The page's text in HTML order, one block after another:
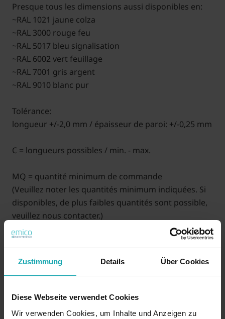
Zustimmung Details Über Cookies
Diese Webseite verwendet Cookies
Wir verwenden Cookies, um Inhalte und Anzeigen zu
Presque tous les dimensions aussi disponibles en:
~RAL 1021 jaune colza
~RAL 3000 rouge feu
~RAL 5017 bleu signalisation
~RAL 6002 vert feuillage
~RAL 7001 gris argent
~RAL 9010 blanc pur
Tolérance:
longueur +/-2,0 mm / épaisseur de paroi: +/-0,25 mm
C = longueurs possibles / min. - max.
MQ = quantité minimum de commande
(Veuillez noter les quantités minimum indiquées. Si
disponibles, de plus faibles quantités sont possible,
veuillez nous contacter.)
XXX (C) = longueur en mm (prix sur demande)
Exemple: 2 x 20 longueur 10,0 = 1620220-010
35 ANS d'emico : Bénéficiez d'une remise d'au moins de